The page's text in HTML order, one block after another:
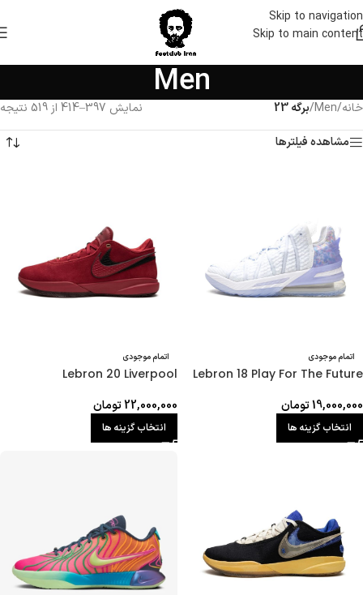
Skip to navigation
Skip to main content
Men
خانه/
Men
/برگه 23
نمایش 397–414 از 519 نتیجه
مشاهده فیلترها
اتمام موجودی
Lebron 18 Play For The Future
19,000,000تومان
انتخاب گزینه ها
اتمام موجودی
Lebron 20 Liverpool
22,000,000تومان
انتخاب گزینه ها